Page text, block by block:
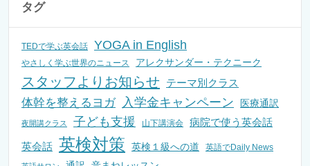
タグ
TEDで学ぶ英会話 YOGA in English
やさしく学ぶ世界のニュース アレクサンダー・テクニーク
スタッフよりお知らせ テーマ別クラス
体幹を整えるヨガ 入学金キャンペーン 医療通訳
夜開講クラス 子ども支援 山下講演会 病院で使う英会話
英会話 英検対策 英検１級への道 英語でDaily News